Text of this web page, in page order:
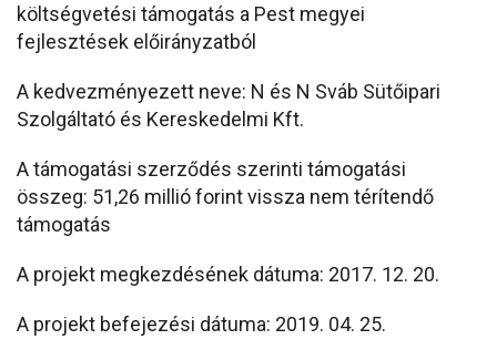
költségvetési támogatás a Pest megyei
fejlesztések előirányzatból
A kedvezményezett neve: N és N Sváb Sütőipari
Szolgáltató és Kereskedelmi Kft.
A támogatási szerződés szerinti támogatási
összeg: 51,26 millió forint vissza nem térítendő
támogatás
A projekt megkezdésének dátuma: 2017. 12. 20.
A projekt befejezési dátuma: 2019. 04. 25.